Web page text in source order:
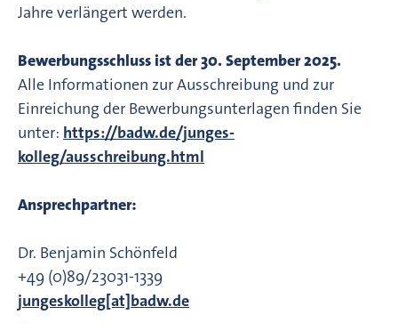
Jahre verlängert werden.
Bewerbungsschluss ist der 30. September 2025.
Alle Informationen zur Ausschreibung und zur
Einreichung der Bewerbungsunterlagen finden Sie
unter: https://badw.de/junges-
kolleg/ausschreibung.html
Ansprechpartner:
Dr. Benjamin Schönfeld
+49 (0)89/23031-1339
jungeskolleg[at]badw.de